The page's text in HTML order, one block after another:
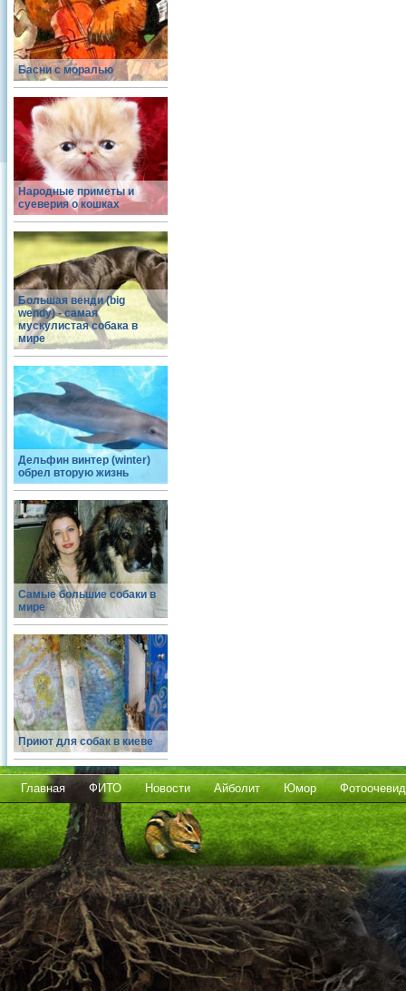
Басни с моралью
Народные приметы и
суеверия о кошках
Большая венди (big
wendy) - самая
мускулистая собака в
мире
Дельфин винтер (winter)
обрел вторую жизнь
Самые большие собаки в
мире
Приют для собак в киеве
Главная ФИТО Новости Айболит Юмор